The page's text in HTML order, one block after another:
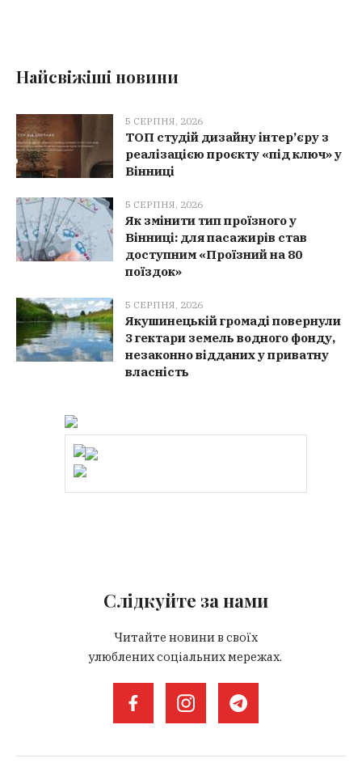
Найсвіжіші новини
5 СЕРПНЯ, 2026
ТОП студій дизайну інтер’єру з
реалізацією проєкту «під ключ» у
Вінниці
5 СЕРПНЯ, 2026
Як змінити тип проїзного у
Вінниці: для пасажирів став
доступним «Проїзний на 80
поїздок»
5 СЕРПНЯ, 2026
Якушинецькій громаді повернули
3 гектари земель водного фонду,
незаконно відданих у приватну
власність
Слідкуйте за нами
Читайте новини в своїх
улюблених соціальних мережах.